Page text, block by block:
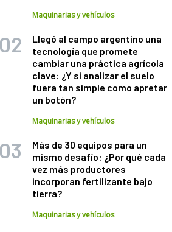
Maquinarias y vehículos
Llegó al campo argentino una
tecnología que promete
cambiar una práctica agrícola
clave: ¿Y si analizar el suelo
fuera tan simple como apretar
un botón?
Maquinarias y vehículos
Más de 30 equipos para un
mismo desafío: ¿Por qué cada
vez más productores
incorporan fertilizante bajo
tierra?
Maquinarias y vehículos